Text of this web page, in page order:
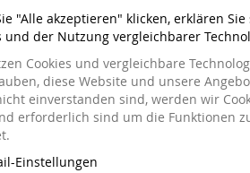
Sie den Buchungsschritten:
"Alle akzeptieren" klicken, erklären
und der Nutzung vergleichbarer
Cookies und vergleichbare
diese Website und unsere
einverstanden sind, werden wir
erforderlich sind um die Funktionen
Einstellungen